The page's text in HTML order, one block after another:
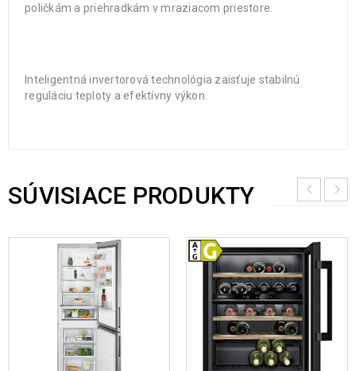
poličkám a priehradkám v mraziacom priestore.
Inteligentná invertorová technológia zaisťuje stabilnú
reguláciu teploty a efektívny výkon.
SÚVISIACE PRODUKTY